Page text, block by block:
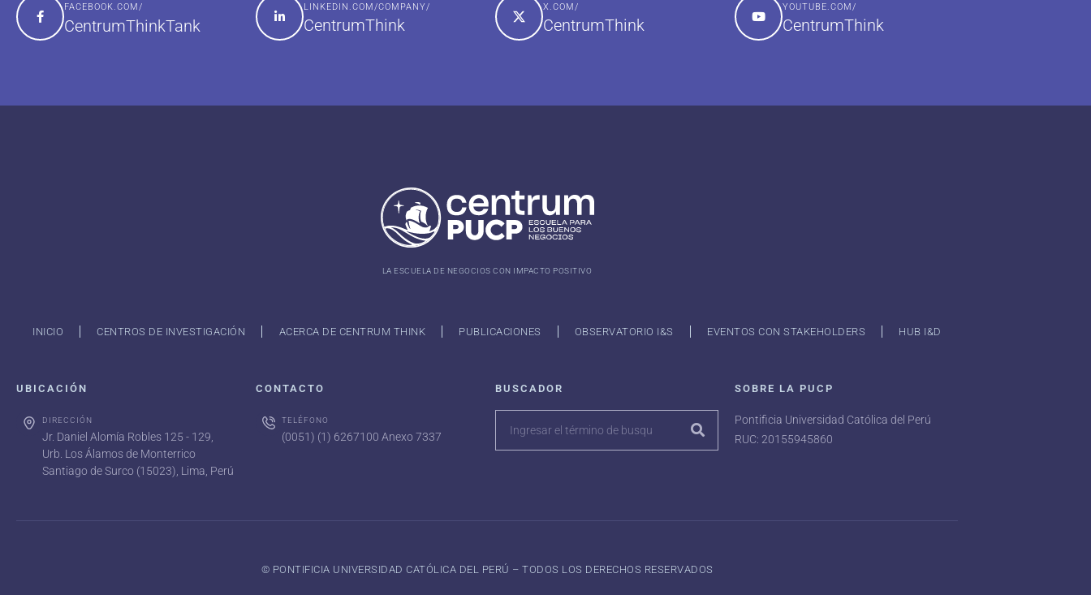
FACEBOOK.COM/
CentrumThinkTank
LINKEDIN.COM/COMPANY/
CentrumThink
X.COM/
CentrumThink
YOUTUBE.COM/
CentrumThink
LA ESCUELA DE NEGOCIOS CON IMPACTO POSITIVO
INICIO CENTROS DE INVESTIGACIÓN ACERCA DE CENTRUM THINK PUBLICACIONES OBSERVATORIO I&S EVENTOS CON STAKEHOLDERS HUB I&D
UBICACIÓN
DIRECCIÓN
Jr. Daniel Alomía Robles 125 - 129,
Urb. Los Álamos de Monterrico
Santiago de Surco (15023), Lima, Perú
CONTACTO
TELÉFONO
(0051) (1) 6267100 Anexo 7337
BUSCADOR SOBRE LA PUCP
Pontificia Universidad Católica del Perú
RUC: 20155945860
©️ PONTIFICIA UNIVERSIDAD CATÓLICA DEL PERÚ – TODOS LOS DERECHOS RESERVADOS